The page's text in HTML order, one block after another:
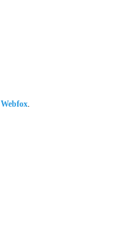
Webfox.